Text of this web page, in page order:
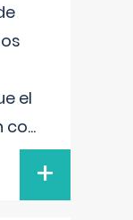
el
co...
+